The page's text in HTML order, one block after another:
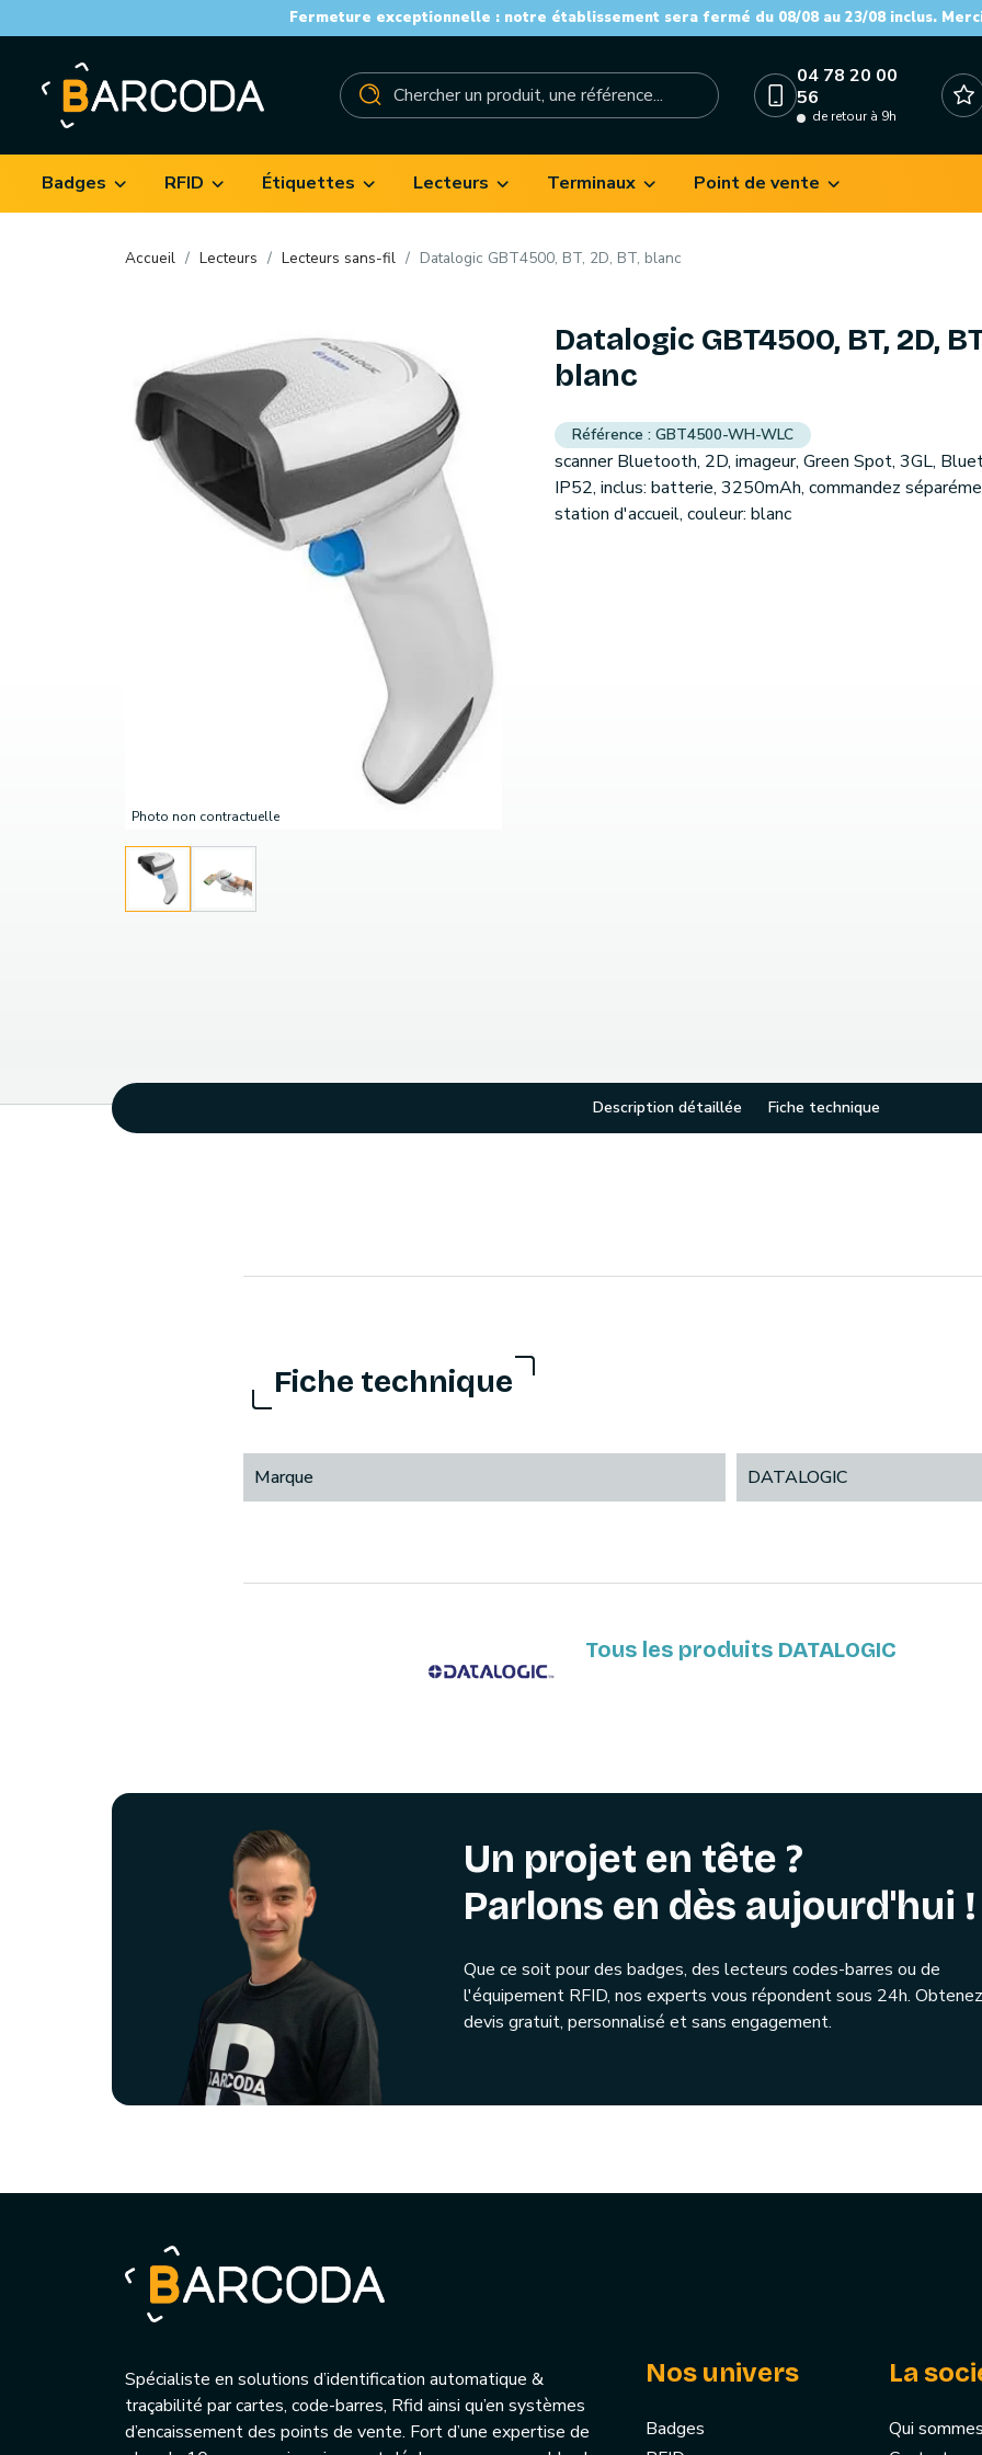
Fermeture exceptionnelle : notre établissement sera fermé du 08/08 au 23/08 inclus.
04 78 20 00
56
de retour à 9h
Badges RFID Étiquettes Lecteurs Terminaux Point de vente
Accueil Lecteurs Lecteurs sans-fil Datalogic GBT4500, BT, 2D, BT, blanc
Photo non contractuelle
Datalogic GBT4500, BT, 2D,
blanc
GBT4500-WH-WLC
scanner Bluetooth, 2D, imageur, Green Spot, 3GL,
IP52, inclus: batterie, 3250mAh, commandez
station d'accueil, couleur: blanc
Description détaillée Fiche technique
Fiche technique
Marque DATALOGIC
Tous les produits DATALOGIC
Un projet en tête ?
Parlons en dès aujourd'hui !
Que ce soit pour des badges, des lecteurs codes-barres ou de
l'équipement RFID, nos experts vous répondent sous 24h.
devis gratuit, personnalisé et sans engagement.
Spécialiste en solutions d’identification automatique &
traçabilité par cartes, code-barres, Rfid ainsi qu’en systèmes
d’encaissement des points de vente. Fort d’une expertise de
Nos univers
Badges
La
Qui